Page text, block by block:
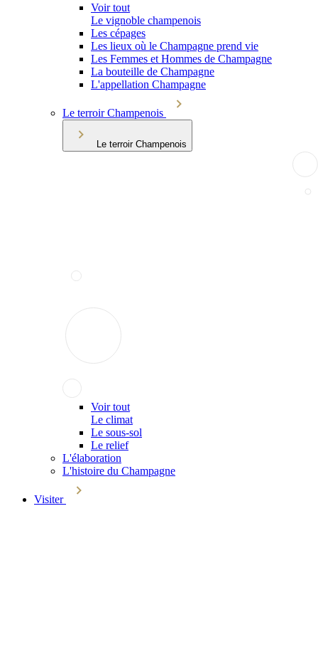
Voir tout
Le vignoble champenois
Les cépages
Les lieux où le Champagne prend vie
Les Femmes et Hommes de Champagne
La bouteille de Champagne
L'appellation Champagne
Le terroir Champenois
Le terroir Champenois
Voir tout
Le climat
Le sous-sol
Le relief
L'élaboration
L'histoire du Champagne
Visiter